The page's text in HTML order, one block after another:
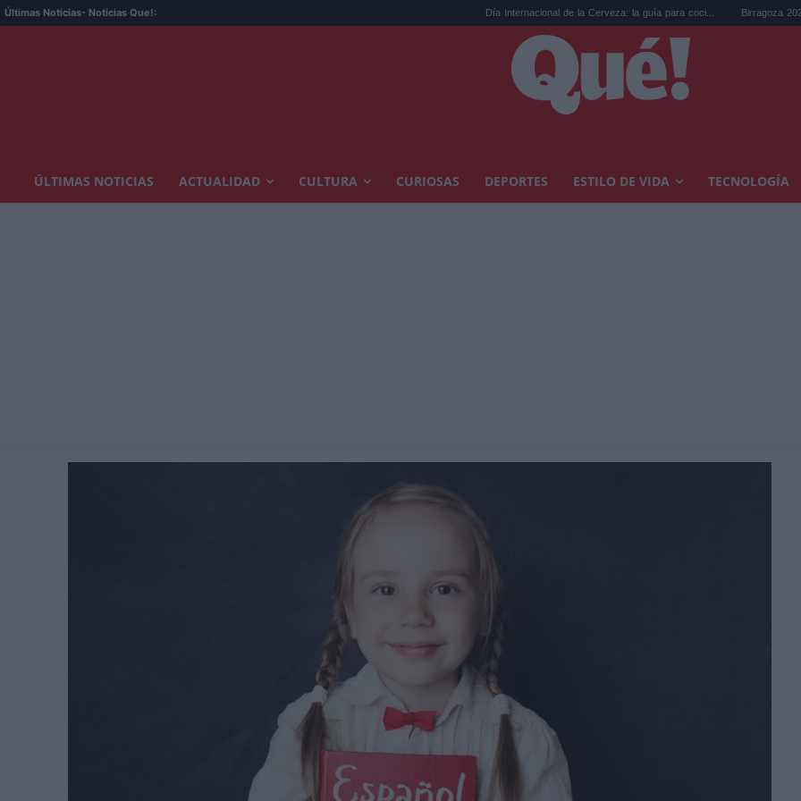
Últimas Noticias- Noticias Que!: Día Internacional de la Cerveza: la guía para coci... Birragoza 2026: el festival
ÚLTIMAS NOTICIAS ACTUALIDAD CULTURA CURIOSAS DEPORTES ESTILO DE VIDA TECNOLOGÍA